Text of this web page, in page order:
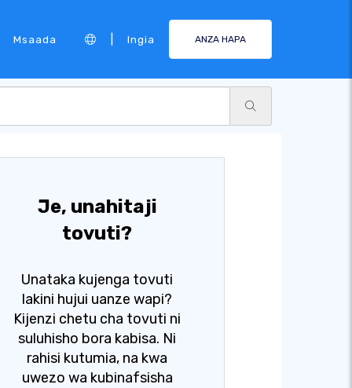
Msaada Ingia ANZA HAPA
Je, unahitaji
tovuti?
Unataka kujenga tovuti
lakini hujui uanze wapi?
Kijenzi chetu cha tovuti ni
suluhisho bora kabisa. Ni
rahisi kutumia, na kwa
uwezo wa kubinafsisha